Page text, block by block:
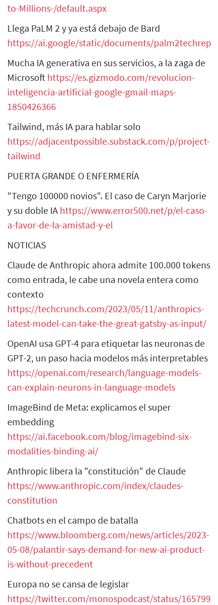
to-Millions-/default.aspx
Llega PaLM 2 y ya está debajo de Bard
https://ai.google/static/documents/
Mucha IA generativa en sus servicios, a la zaga de
Microsoft https://es.gizmodo.com/revolucion-
inteligencia-artificial-google-gmail-maps-
1850426366
Tailwind, más IA para hablar solo
https://adjacentpossible.substack.com/p/project-
tailwind
PUERTA GRANDE O ENFERMERÍA
"Tengo 100000 novios". El caso de Caryn Marjorie
y su doble IA https://www.error500.net/p/el-caso-
a-favor-de-la-amistad-y-el
NOTICIAS
Claude de Anthropic ahora admite 100.000 tokens
como entrada, le cabe una novela entera como
contexto
https://techcrunch.com/2023/05/11/anthropics-
latest-model-can-take-the-great-gatsby-as-input/
OpenAI usa GPT-4 para etiquetar las neuronas de
GPT-2, un paso hacia modelos más interpretables
https://openai.com/research/language-models-
can-explain-neurons-in-language-models
ImageBind de Meta: explicamos el super
embedding
https://ai.facebook.com/blog/imagebind-six-
modalities-binding-ai/
Anthropic libera la "constitución" de Claude
https://www.anthropic.com/index/claudes-
constitution
Chatbots en el campo de batalla
https://www.bloomberg.com/news/articles/2023-
05-08/palantir-says-demand-for-new-ai-product-
is-without-precedent
Europa no se cansa de legislar
https://twitter.com/monospodcast/status/